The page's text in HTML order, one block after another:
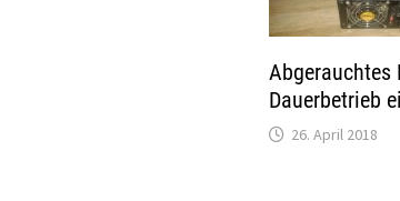
Abgerauchtes
Dauerbetrieb
26. April 2018